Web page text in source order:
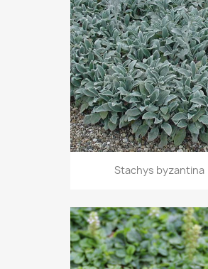
Stachys byzantina